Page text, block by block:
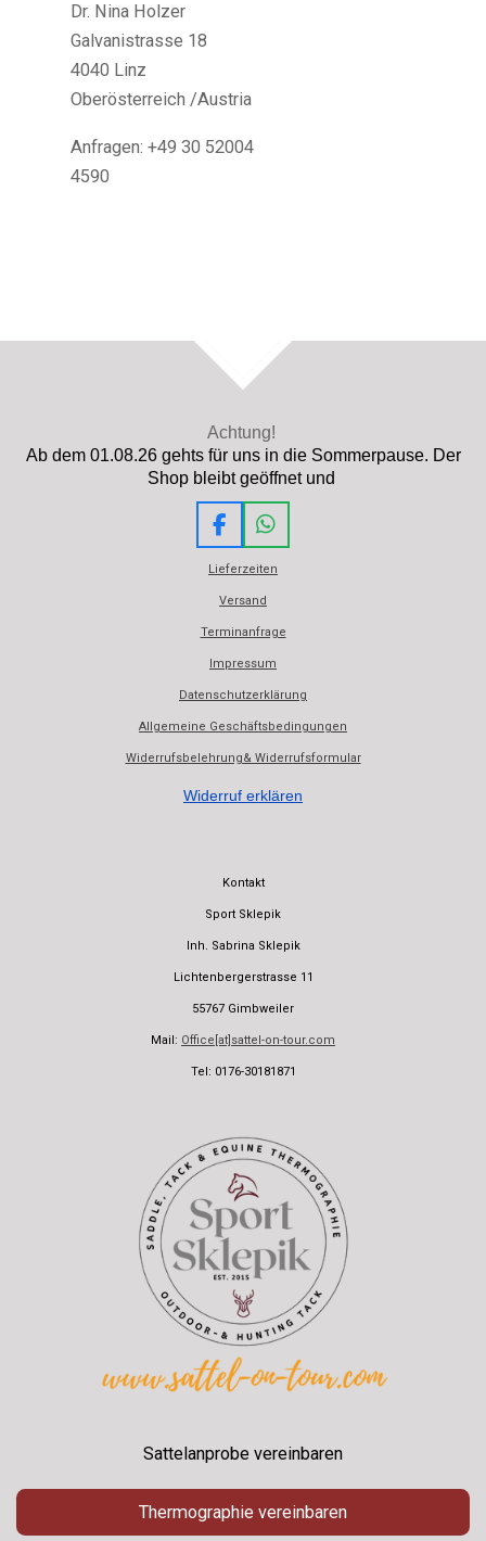
Dr. Nina Holzer
Galvanistrasse 18
4040 Linz
Oberösterreich /Austria
Anfragen: +49 30 52004
4590
Achtung!
Ab dem 01.08.26 gehts für uns in die Sommerpause. Der
Shop bleibt geöffnet und
F
a
c
e
o
o
W
h
a
t
A
p
Lieferzeiten
Versand
Terminanfrage
Impressum
Datenschutzerklärung
Allgemeine Geschäftsbedingungen
Widerrufsbelehrung& Widerrufsformular
Widerruf erklären
Kontakt
Sport Sklepik
Inh. Sabrina Sklepik
Lichtenbergerstrasse 11
55767 Gimbweiler
Mail: Office[at]sattel-on-tour.com
Tel: 0176-30181871
Sattelanprobe vereinbaren
Thermographie vereinbaren